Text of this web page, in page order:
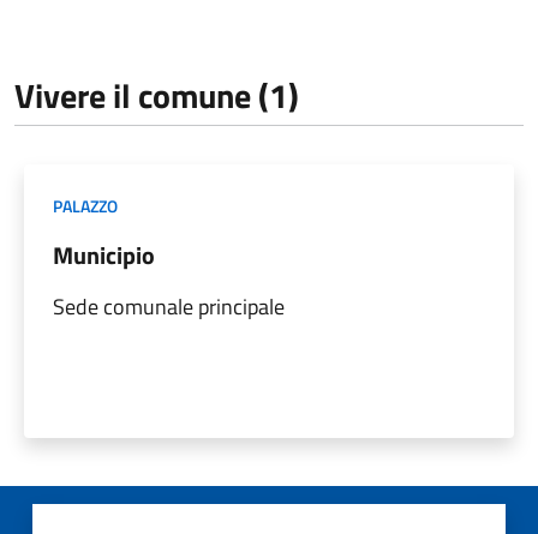
Vivere il comune (1)
PALAZZO
Municipio
Sede comunale principale